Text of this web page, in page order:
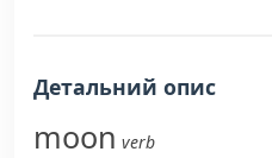
Детальний опис
moon verb